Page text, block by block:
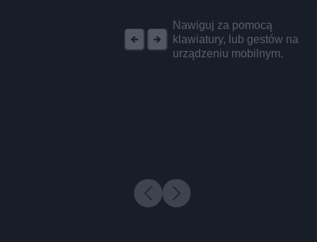
Nawiguj za pomocą
klawiatury, lub gestów na
urządzeniu mobilnym.